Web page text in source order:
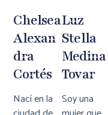
Chelsea
Alexan
Dra
Cortés
Nací en la
Luz
Stella
Medina
Tovar
Soy una